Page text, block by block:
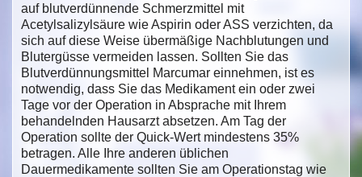
auf blutverdünnende Schmerzmittel mit
Acetylsalizylsäure wie Aspirin oder ASS verzichten, da
sich auf diese Weise übermäßige Nachblutungen und
Blutergüsse vermeiden lassen. Sollten Sie das
Blutverdünnungsmittel Marcumar einnehmen, ist es
notwendig, dass Sie das Medikament ein oder zwei
Tage vor der Operation in Absprache mit Ihrem
behandelnden Hausarzt absetzen. Am Tag der
Operation sollte der Quick-Wert mindestens 35%
betragen. Alle Ihre anderen üblichen
Dauermedikamente sollten Sie am Operationstag wie